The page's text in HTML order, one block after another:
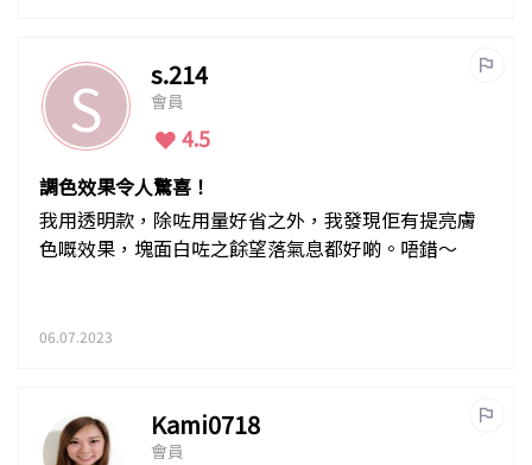
S s.214
會員
4.5
調色效果令人驚喜！
我用透明款，除咗用量好省之外，我發現佢有提亮膚
色嘅效果，塊面白咗之餘望落氣息都好啲。唔錯～
06.07.2023
Kami0718
會員